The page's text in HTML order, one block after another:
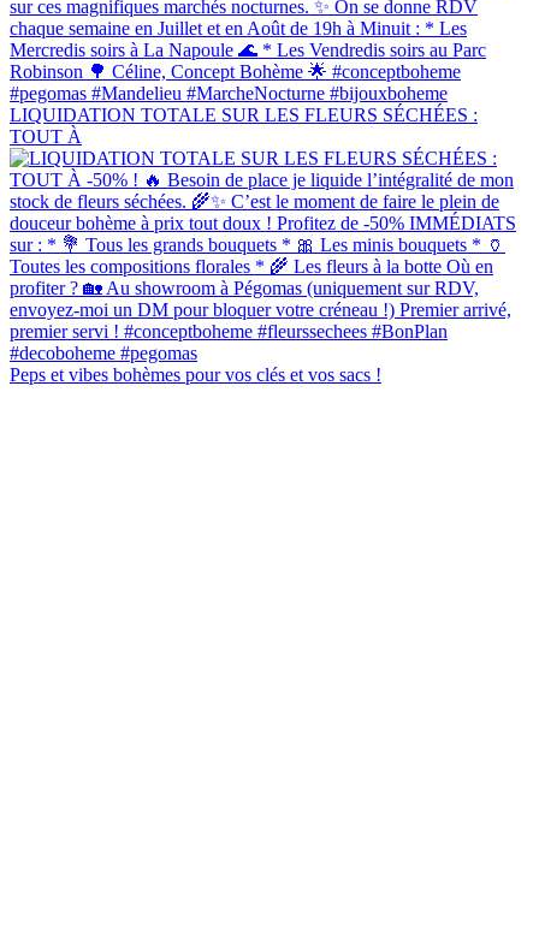
LIQUIDATION TOTALE SUR LES FLEURS SÉCHÉES :
TOUT À
Peps et vibes bohèmes pour vos clés et vos sacs !